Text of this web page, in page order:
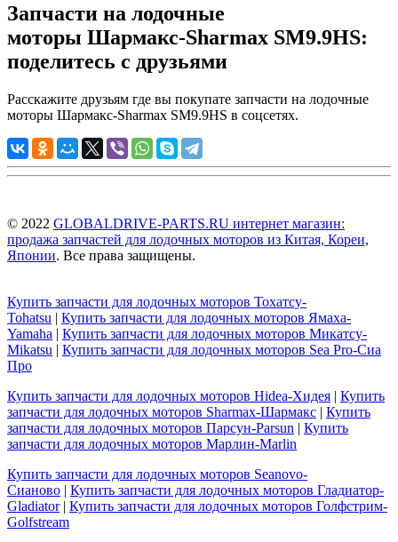
Запчасти на лодочные
моторы Шармакс-Sharmax SM9.9HS:
поделитесь с друзьями
Расскажите друзьям где вы покупате запчасти на лодочные
моторы Шармакс-Sharmax SM9.9HS в соцсетях.
© 2022 GLOBALDRIVE-PARTS.RU интернет магазин:
продажа запчастей для лодочных моторов из Китая, Кореи,
Японии. Все права защищены.
Купить запчасти для лодочных моторов Тохатсу-
Tohatsu | Купить запчасти для лодочных моторов Ямаха-
Yamaha | Купить запчасти для лодочных моторов Микатсу-
Mikatsu | Купить запчасти для лодочных моторов Sea Pro-Сиа
Про
Купить запчасти для лодочных моторов Hidea-Хидея | Купить
запчасти для лодочных моторов Sharmax-Шармакс | Купить
запчасти для лодочных моторов Парсун-Parsun | Купить
запчасти для лодочных моторов Марлин-Marlin
Купить запчасти для лодочных моторов Seanovo-
Сианово | Купить запчасти для лодочных моторов Гладиатор-
Gladiator| Купить запчасти для лодочных моторов Голфстрим-
Golfstream